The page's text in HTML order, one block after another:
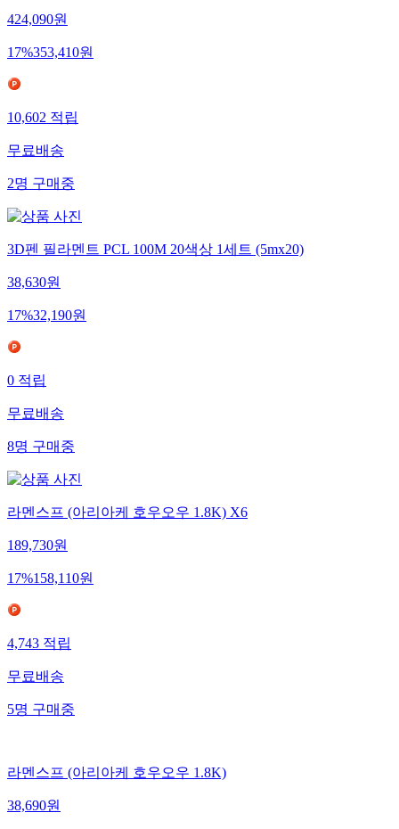
424,090원
17%353,410원
10,602적립
무료배송
2명구매중
3D펜 필라멘트 PCL 100M 20색상 1세트 (5mx20)
38,630원
17%32,190원
0적립
무료배송
8명구매중
라멘스프 (아리아케 호우오우 1.8K) X6
189,730원
17%158,110원
4,743적립
무료배송
5명구매중
라멘스프 (아리아케 호우오우 1.8K)
38,690원